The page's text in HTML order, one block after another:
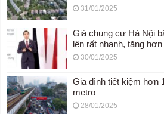
31/01/2025
Giá chung cư Hà Nội
lên rất nhanh, tăng
30/01/2025
Gia đình tiết kiệm hơn
metro
28/01/2025